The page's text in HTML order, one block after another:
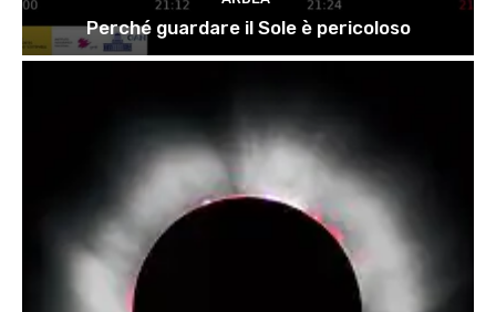
Perché guardare il Sole è pericoloso